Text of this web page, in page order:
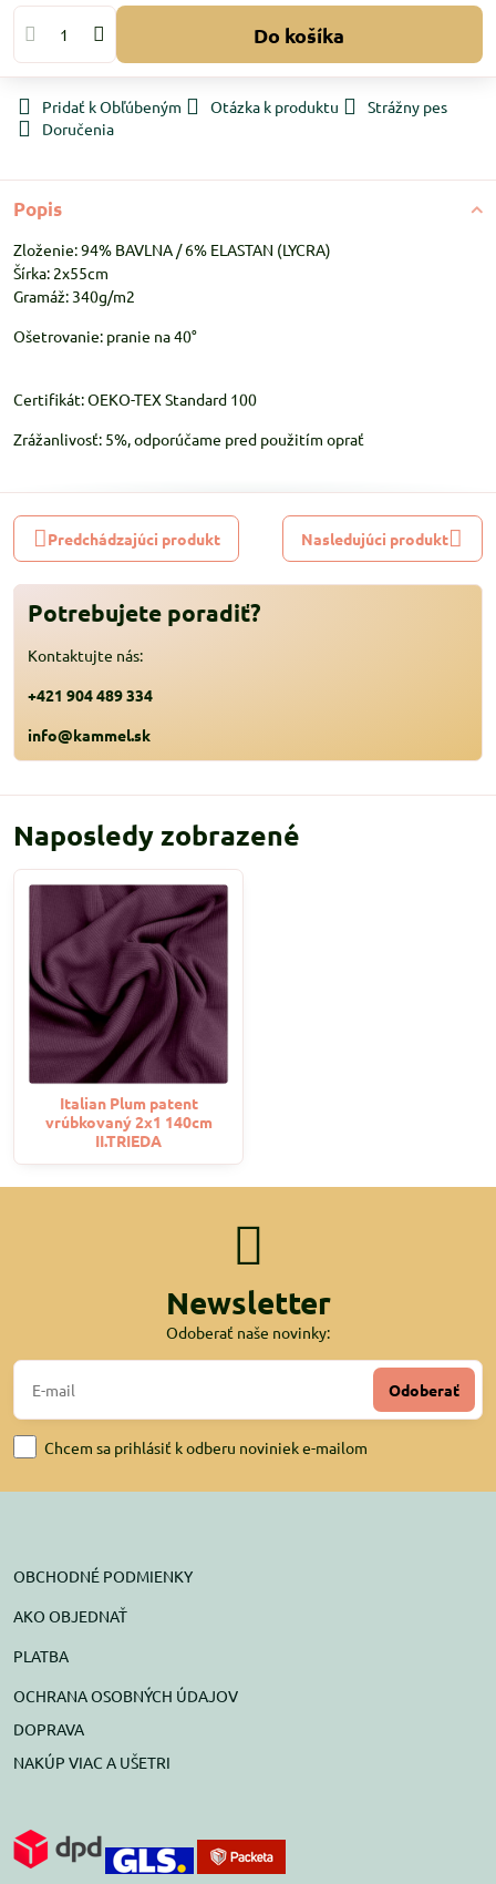
Do košíka
Pridať k Obľúbeným Otázka k produktu
Strážny pes
Doručenia
Popis
Zloženie: 94% BAVLNA / 6% ELASTAN (LYCRA)
Šírka: 2x55cm
Gramáž: 340g/m2
Ošetrovanie: pranie na 40°
Certifikát: OEKO-TEX Standard 100
Zrážanlivosť: 5%, odporúčame pred použitím oprať
Predchádzajúci produkt Nasledujúci produkt
Potrebujete poradiť?
Kontaktujte nás:
+421 904 489 334
info@kammel.sk
Naposledy zobrazené
Italian Plum patent
vrúbkovaný 2x1 140cm
II.TRIEDA
Newsletter
Odoberať naše novinky:
Odoberať
Chcem sa prihlásiť k odberu noviniek e-mailom
OBCHODNÉ PODMIENKY
AKO OBJEDNAŤ
PLATBA
OCHRANA OSOBNÝCH ÚDAJOV
DOPRAVA
NAKÚP VIAC A UŠETRI